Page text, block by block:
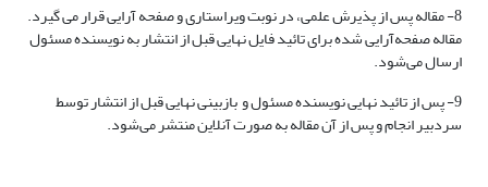
8- مقاله پس از پذیرش علمی، در نوبت ویراستاری و صفحه آرایی قرار می گیرد.
مقاله صفحه‌آرایی شده برای تائید فایل نهایی قبل از انتشار به نویسنده مسئول
ارسال می‌شود.
9- پس از تائید نهایی نویسنده مسئول و بازبینی نهایی قبل از انتشار توسط
سردبیر انجام و پس از آن مقاله به صورت آنلاین منتشر می‌شود.